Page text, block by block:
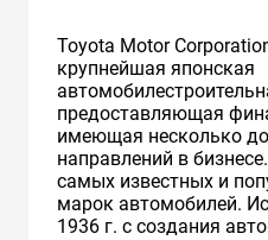
Toyota Motor
крупнейшая японская
предоставляющая
имеющая несколько
направлений в
самых известных и
марок автомобилей.
1936 г. с создания